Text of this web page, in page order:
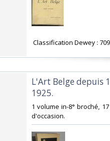
Classification Dewey :
‎L'Art Belge depuis
1925.‎
‎1 volume in-8° broché,
d'occasion. ‎